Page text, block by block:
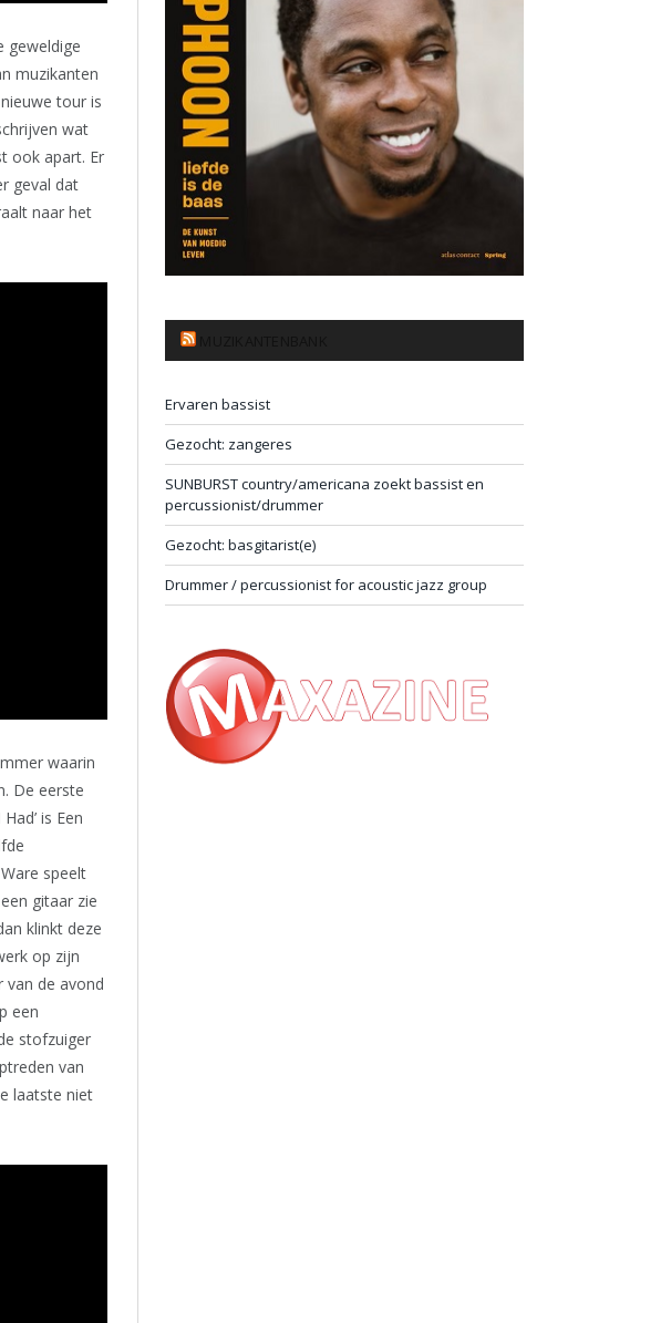
geweldige
muzikanten
tour is
wat
ook apart. Er
geval dat
naar het
waarin
De eerste
is Een
speelt
gitaar zie
klinkt deze
op zijn
van de avond
een
stofzuiger
van
laatste niet
Ervaren bassist
Gezocht: zangeres
SUNBURST country/americana zoekt bassist en
percussionist/drummer
Gezocht: basgitarist(e)
Drummer / percussionist for acoustic jazz group